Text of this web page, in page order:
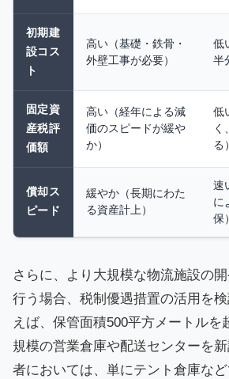
初期建
設コス
ト
高い（基礎・鉄骨・
外壁工事が必要）
低
半
固定資
産税評
価額
高い（経年による減
価のスピードが緩や
か）
低
く
る）
償却ス
ピード
緩やか（長期にわた
る資産計上）
速
に
保）
さらに、より大規模な物流施設の
行う場合、税制優遇措置の活用を
えば、保管面積500平方メートルを
規模の営業倉庫や配送センターを
者においては、単にテント倉庫な